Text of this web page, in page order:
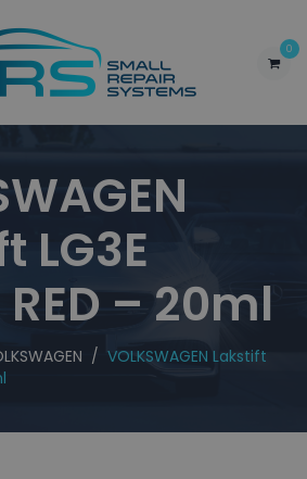
0
LG3E
RED – 20ml
/ VOLKSWAGEN Lakstift